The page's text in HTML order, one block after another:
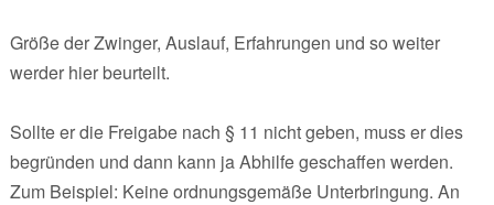
Größe der Zwinger, Auslauf, Erfahrungen und so weiter
werder hier beurteilt.
Sollte er die Freigabe nach § 11 nicht geben, muss er dies
begründen und dann kann ja Abhilfe geschaffen werden.
Zum Beispiel: Keine ordnungsgemäße Unterbringung. An